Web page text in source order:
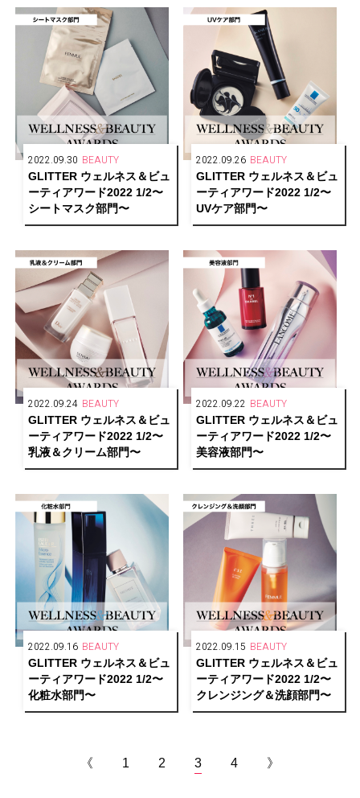
2022.09.30 BEAUTY
GLITTER ウェルネス＆ビュ
ーティアワード2022 1/2〜
シートマスク部門〜
2022.09.26 BEAUTY
GLITTER ウェルネス＆ビュ
ーティアワード2022 1/2〜
UVケア部門〜
2022.09.24 BEAUTY
GLITTER ウェルネス＆ビュ
ーティアワード2022 1/2〜
乳液＆クリーム部門〜
2022.09.22 BEAUTY
GLITTER ウェルネス＆ビュ
ーティアワード2022 1/2〜
美容液部門〜
2022.09.16 BEAUTY
GLITTER ウェルネス＆ビュ
ーティアワード2022 1/2〜
化粧水部門〜
2022.09.15 BEAUTY
GLITTER ウェルネス＆ビュ
ーティアワード2022 1/2〜
クレンジング＆洗顔部門〜
《 1 2 3 4 》